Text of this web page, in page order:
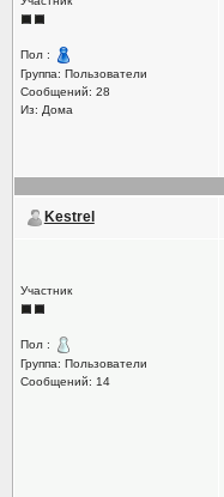
Пол :
Группа: Пользователи
Сообщений: 28
Из: Дома
Kestrel
Участник
Пол :
Группа: Пользователи
Сообщений: 14